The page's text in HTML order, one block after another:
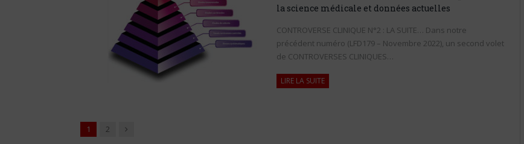
la science médicale et données actuelles
CONTROVERSE CLINIQUE N°2 : LA SUITE… Dans notre
précédent numéro (LFD179 – Novembre 2022), un second volet
de CONTROVERSES CLINIQUES…
LIRE LA SUITE
1 2 Suivant